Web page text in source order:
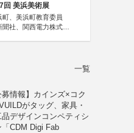
回 美浜美術展
町、美浜町教育委員
社、関西電力株式会
一覧
募情報】カインズ×コク
がタッグ、家具・
品デザインコンペティシ
「CDM Digi Fab